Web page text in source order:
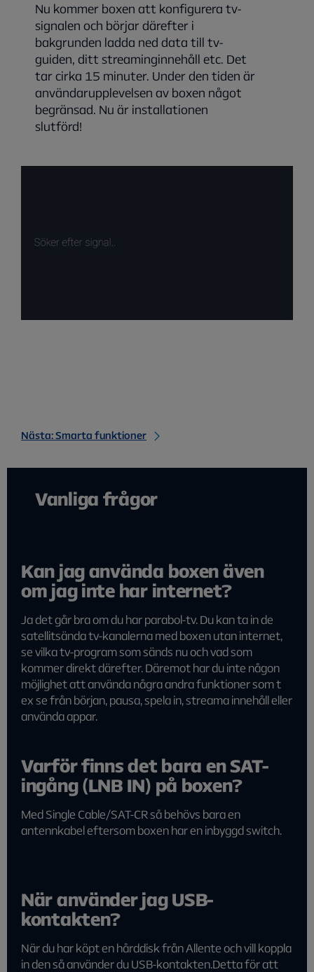
Nu kommer boxen att konfigurera tv-
signalen och börjar därefter i
bakgrunden ladda ned data till tv-
guiden, ditt streaminginnehåll etc. Det
tar cirka 15 minuter. Under den tiden är
användarupplevelsen av boxen något
begränsad. Nu är installationen
slutförd!
Nästa: Smarta funktioner
Vanliga frågor
Kan jag använda boxen även
om jag inte har internet?
Ja det går bra om du har parabol-tv. Du kan ta in de
satellitsända tv-kanalerna med boxen utan internet,
se vilka tv-program som sänds nu och vad som
kommer direkt därefter. Däremot har du inte någon
möjlighet att använda några andra funktioner som t
ex se från början, pausa, spela in, streama innehåll eller
använda appar.
Varför finns det bara en SAT-
ingång (LNB IN) på boxen?
Med Single Cable/SAT-CR så behövs bara en
antennkabel eftersom boxen har en inbyggd switch.
När använder jag USB-
kontakten?
När du har köpt en hårddisk från Allente och vill koppla
in den så använder du USB-kontakten.Detta för att